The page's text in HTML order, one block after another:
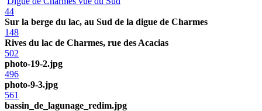
44
Sur la berge du lac, au Sud de la digue de Charmes
148
Rives du lac de Charmes, rue des Acacias
502
photo-19-2.jpg
496
photo-9-3.jpg
561
bassin_de_lagunage_redim.jpg